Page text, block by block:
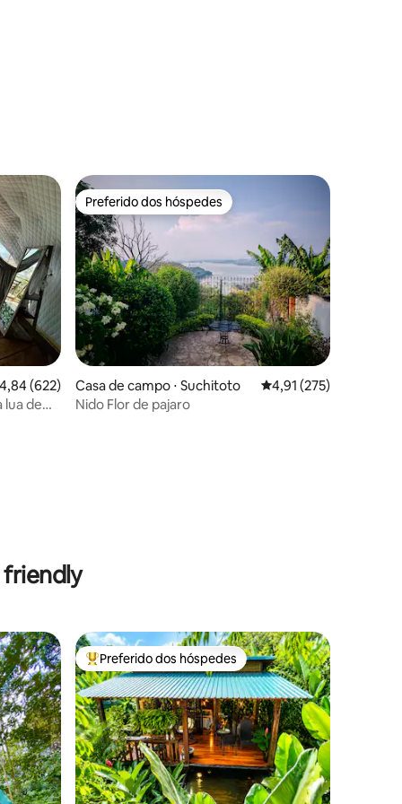
de uma avaliação média de 5, 622 avaliações
4,84 (622)
lua de
Preferido dos hóspedes
Preferido dos hóspedes
Casa de campo ⋅ Suchitoto 4,91 de uma avaliação
4,91 (275)
Nido Flor de pajaro
Entre os melhores preferidos dos hóspedes
Preferido dos hóspedes